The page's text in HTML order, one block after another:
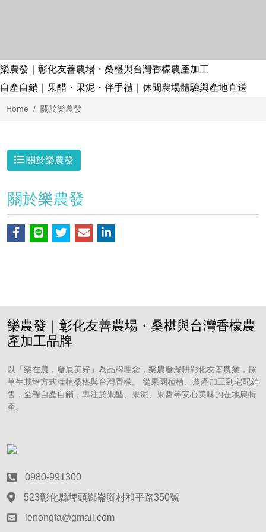
樂農發｜彰化友善農場・桑椹與台灣香檬農產加工
自產自銷｜果醋・果泥・伴手禮｜休閒農場體驗與產地直送
Home 關於樂農發
關於樂農發
關於樂農發
樂農發｜彰化友善農場・桑椹與台灣香檬農
產加工品牌
以「樂在農，發展美好」為品牌理念，樂農發深耕彰化友善農業，採
草生栽培方式種植桑椹與台灣香檬。 從果園種植、農產加工到宅配銷
售，全程自產自銷，專注於果醋、果泥、果醬等安心美味的在地農特
產。
0980-991300
523彰化縣埤頭鄉崙腳村和平路350號
lenongfa@gmail.com